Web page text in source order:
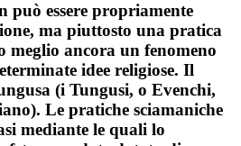
può essere propriamente
ma piuttosto una pratica
meglio ancora un fenomeno
idee religiose. Il
(i Tungusi, o Evenchi,
Le pratiche sciamaniche
mediante le quali lo